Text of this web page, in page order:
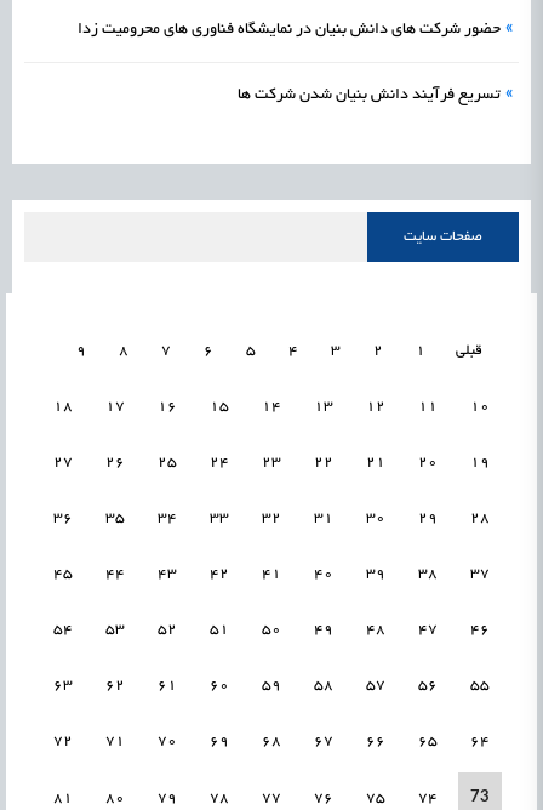
» حضور شرکت های دانش بنیان در نمایشگاه فناوری های محرومیت زدا
» تسریع فرآیند دانش بنیان شدن شرکت ها
صفحات سایت
قبلی 1
2
3
4
5
6
7
8
9
10
11
12
13
14
15
16
17
18
19
20
21
22
23
24
25
26
27
28
29
30
31
32
33
34
35
36
37
38
39
40
41
42
43
44
45
46
47
48
49
50
51
52
53
54
55
56
57
58
59
60
61
62
63
64
65
66
67
68
69
70
71
72
73
74
75
76
77
78
79
80
81